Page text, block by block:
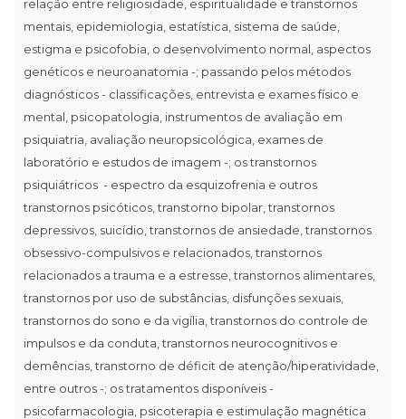
relação entre religiosidade, espiritualidade e transtornos
mentais, epidemiologia, estatística, sistema de saúde,
estigma e psicofobia, o desenvolvimento normal, aspectos
genéticos e neuroanatomia -; passando pelos métodos
diagnósticos - classificações, entrevista e exames físico e
mental, psicopatologia, instrumentos de avaliação em
psiquiatria, avaliação neuropsicológica, exames de
laboratório e estudos de imagem -; os transtornos
psiquiátricos - espectro da esquizofrenia e outros
transtornos psicóticos, transtorno bipolar, transtornos
depressivos, suicídio, transtornos de ansiedade, transtornos
obsessivo-compulsivos e relacionados, transtornos
relacionados a trauma e a estresse, transtornos alimentares,
transtornos por uso de substâncias, disfunções sexuais,
transtornos do sono e da vigília, transtornos do controle de
impulsos e da conduta, transtornos neurocognitivos e
demências, transtorno de déficit de atenção/hiperatividade,
entre outros -; os tratamentos disponíveis -
psicofarmacologia, psicoterapia e estimulação magnética